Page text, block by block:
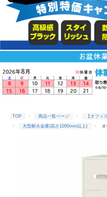
TOP 商品一覧ページ 【オフィ
大型耐火金庫(高さ1000mm以上)
【オフィ
【オフィ